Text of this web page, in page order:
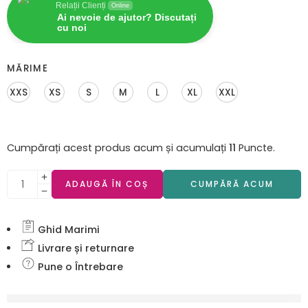
Relații Clienți Online
Ai nevoie de ajutor? Discutați
cu noi
MĂRIME
XXS
XS S M L XL XXL
Cumpărați acest produs acum și acumulați 11 Puncte.
ADAUGĂ ÎN COȘ CUMPĂRĂ ACUM
Ghid Marimi
Livrare și returnare
Pune o Întrebare